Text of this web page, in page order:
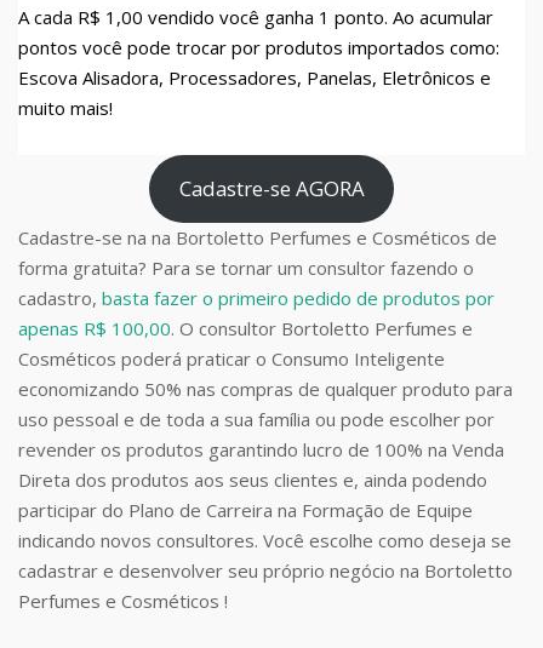
A cada R$ 1,00 vendido você ganha 1 ponto. Ao acumular
pontos você pode trocar por produtos importados como:
Escova Alisadora, Processadores, Panelas, Eletrônicos e
muito mais!
Cadastre-se AGORA
Cadastre-se na na Bortoletto Perfumes e Cosméticos de
forma gratuita? Para se tornar um consultor fazendo o
cadastro, basta fazer o primeiro pedido de produtos por
apenas R$ 100,00. O consultor Bortoletto Perfumes e
Cosméticos poderá praticar o Consumo Inteligente
economizando 50% nas compras de qualquer produto para
uso pessoal e de toda a sua família ou pode escolher por
revender os produtos garantindo lucro de 100% na Venda
Direta dos produtos aos seus clientes e, ainda podendo
participar do Plano de Carreira na Formação de Equipe
indicando novos consultores. Você escolhe como deseja se
cadastrar e desenvolver seu próprio negócio na Bortoletto
Perfumes e Cosméticos !